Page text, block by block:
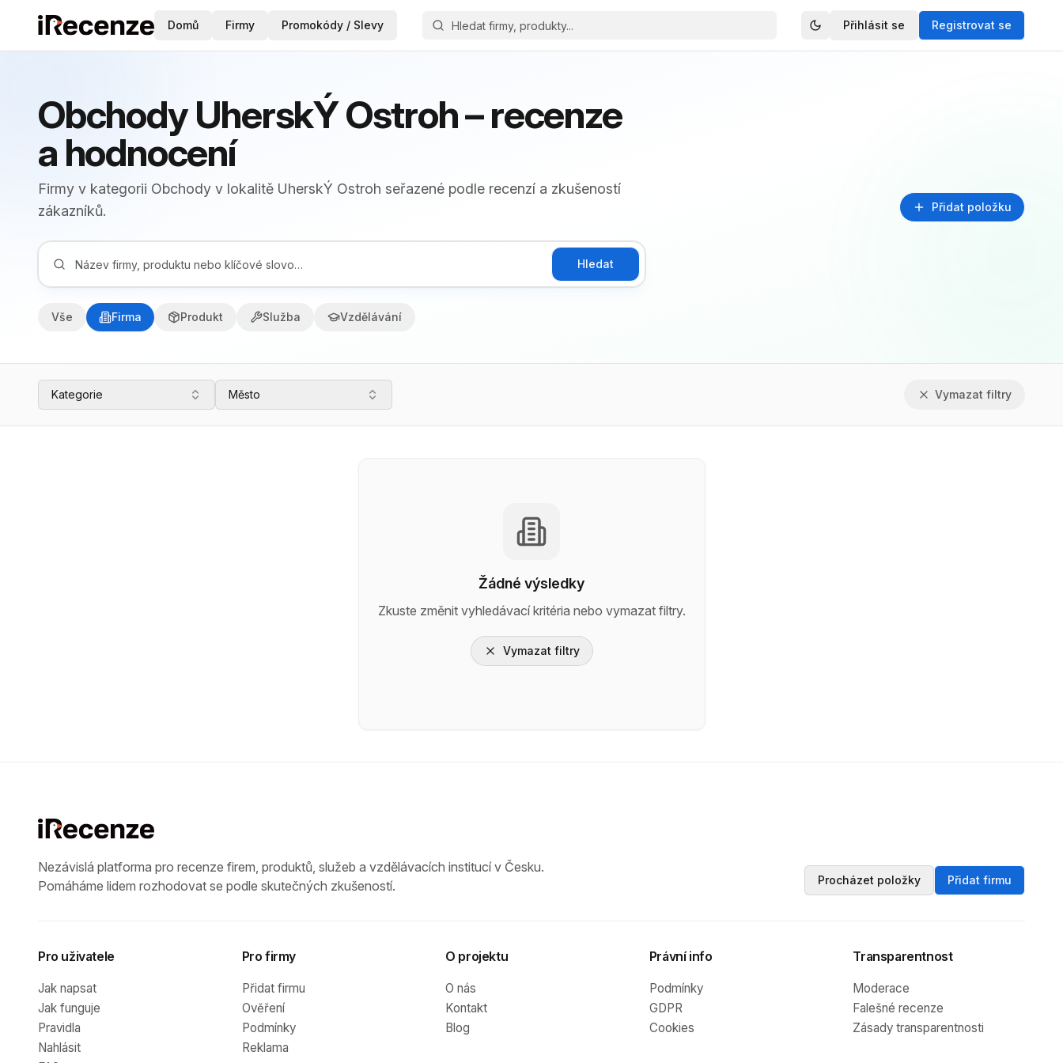
Domů Firmy Promokódy / Slevy Přihlásit se Registrovat se
Obchody UherskÝ Ostroh – recenze
a hodnocení
Firmy v kategorii Obchody v lokalitě UherskÝ Ostroh seřazené podle recenzí a zkušeností
zákazníků.
Přidat položku
Hledat
Vše Firma Produkt Služba Vzdělávání
Kategorie Město Vymazat filtry
Žádné výsledky
Zkuste změnit vyhledávací kritéria nebo vymazat filtry.
Vymazat filtry
Nezávislá platforma pro recenze firem, produktů, služeb a vzdělávacích institucí v Česku.
Pomáháme lidem rozhodovat se podle skutečných zkušeností.
Procházet položky Přidat firmu
Pro uživatele
Jak napsat
Jak funguje
Pravidla
Nahlásit
Pro firmy
Přidat firmu
Ověření
Podmínky
Reklama
O projektu
O nás
Kontakt
Blog
Právní info
Podmínky
GDPR
Cookies
Transparentnost
Moderace
Falešné recenze
Zásady transparentnosti